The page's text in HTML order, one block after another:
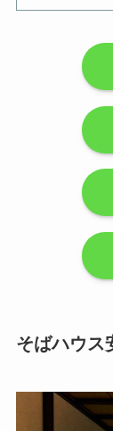
そばハウス